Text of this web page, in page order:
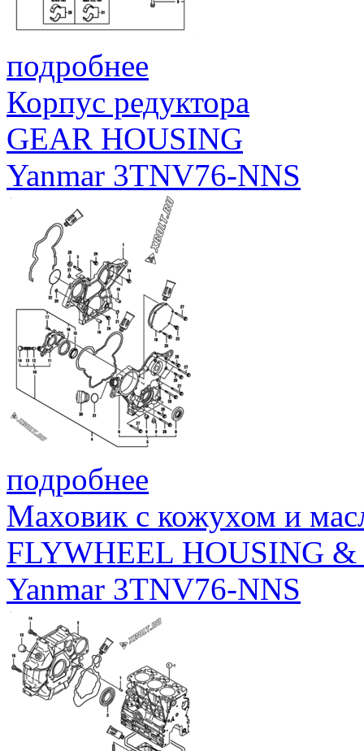
подробнее
Корпус редуктора
GEAR HOUSING
Yanmar 3TNV76-NNS
подробнее
Маховик с кожухом и
FLYWHEEL HOUSING
Yanmar 3TNV76-NNS